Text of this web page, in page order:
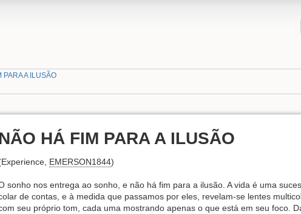
PARA A ILUSÃO
HÁ FIM PARA A ILUSÃO
EMERSON1844)
sonho nos entrega ao sonho, e não há fim para a ilusão. A vida é uma
de contas, e à medida que passamos por eles, revelam-se lentes
seu próprio tom, cada uma mostrando apenas o que está em seu foco.